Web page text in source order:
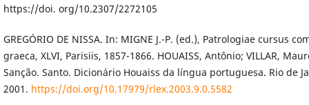
https://doi. org/10.2307/2272105
GREGÓRIO DE NISSA. In: MIGNE J.-P. (ed.), Patrologiae cursus
graeca, XLVI, Parisiis, 1857-1866. HOUAISS, Antônio; VILLAR,
Sanção. Santo. Dicionário Houaiss da língua portuguesa. Rio de
2001. https://doi.org/10.17979/rlex.2003.9.0.5582